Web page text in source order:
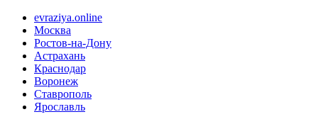
evraziya.online
Москва
Ростов-на-Дону
Астрахань
Краснодар
Воронеж
Ставрополь
Ярославль